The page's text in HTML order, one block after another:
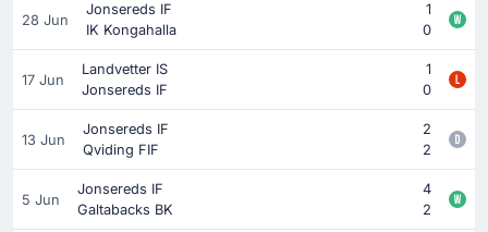
28 Jun
Jonsereds IF
1
IK Kongahalla
0
17 Jun
Landvetter IS
1
Jonsereds IF
0
13 Jun
Jonsereds IF
2
Qviding FIF
2
5 Jun
Jonsereds IF
4
Galtabacks BK
2